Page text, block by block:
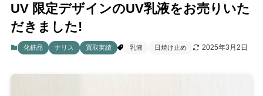
UV 限定デザインのUV乳液をお売りいた
だきました!
化粧品 ナリス 買取実績 乳液 日焼け止め 2025年3月2日